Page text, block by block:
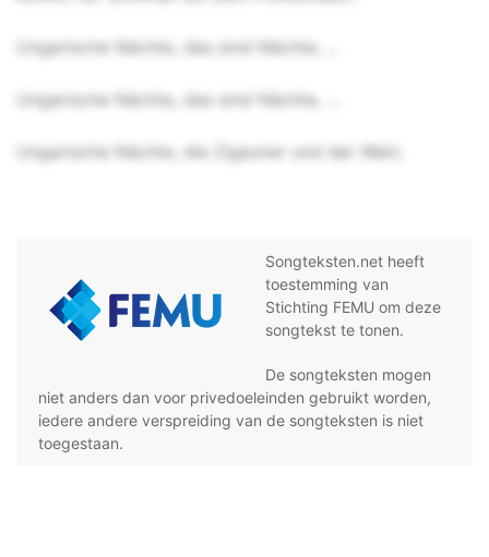
Ungarische Nächte, das sind Nächte, ...
Ungarische Nächte, das sind Nächte, ...
Ungarische Nächte, die Zigeuner und der Wein.
Songteksten.net heeft
toestemming van
Stichting FEMU om deze
songtekst te tonen.
De songteksten mogen
niet anders dan voor privedoeleinden gebruikt worden,
iedere andere verspreiding van de songteksten is niet
toegestaan.